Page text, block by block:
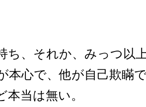
ち、それか、みっつ以
本心で、他が自己欺瞞
当は無い。